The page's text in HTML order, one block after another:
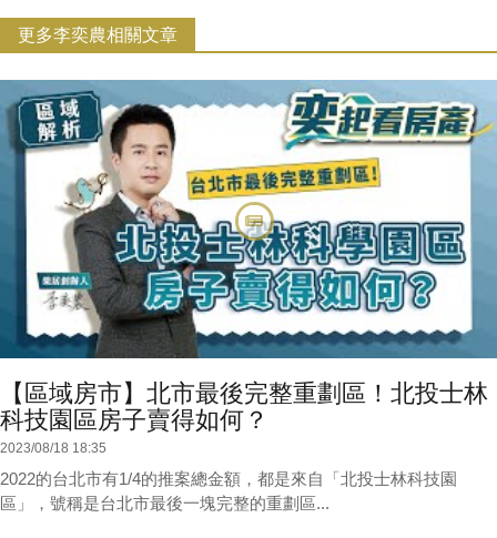
更多李奕農相關文章
【區域房市】北市最後完整重劃區！北投士林
科技園區房子賣得如何？
2023/08/18 18:35
2022的台北市有1/4的推案總金額，都是來自「北投士林科技園
區」，號稱是台北市最後一塊完整的重劃區...